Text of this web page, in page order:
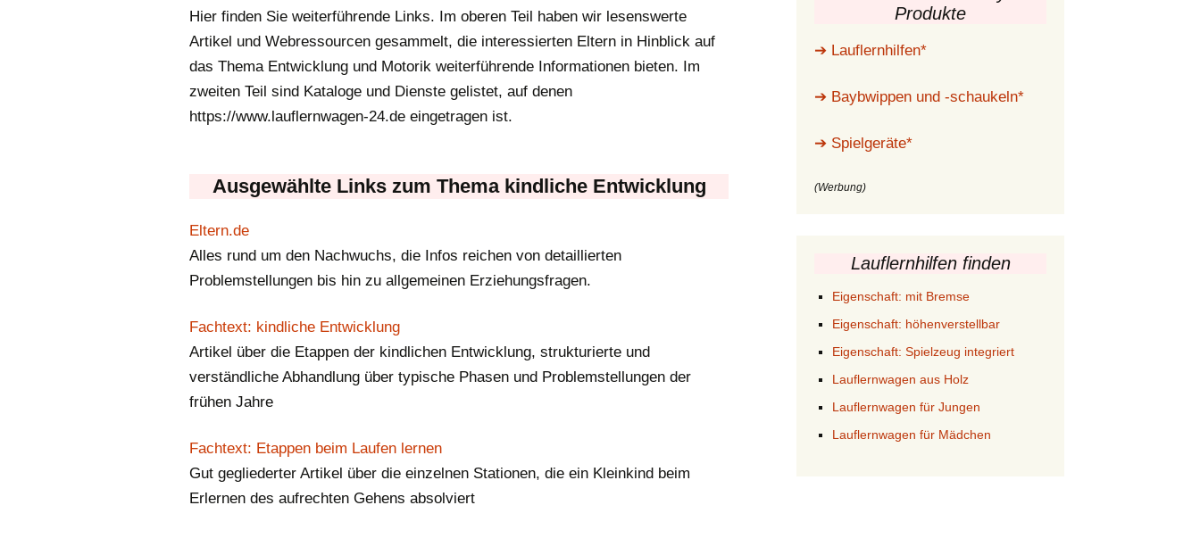
FÜR JUNGEN
FÜR MÄDCHEN
SIGIKID
Hier finden Sie weiterführende Links. Im oberen Teil haben wir lesenswerte
Artikel und Webressourcen gesammelt, die interessierten Eltern in Hinblick auf
das Thema Entwicklung und Motorik weiterführende Informationen bieten. Im
zweiten Teil sind Kataloge und Dienste gelistet, auf denen
https://www.lauflernwagen-24.de eingetragen ist.
Ausgewählte Links zum Thema kindliche Entwicklung
Eltern.de
Alles rund um den Nachwuchs, die Infos reichen von detaillierten
Problemstellungen bis hin zu allgemeinen Erziehungsfragen.
Fachtext: kindliche Entwicklung
Artikel über die Etappen der kindlichen Entwicklung, strukturierte und
verständliche Abhandlung über typische Phasen und Problemstellungen der
frühen Jahre
Fachtext: Etappen beim Laufen lernen
Gut gegliederter Artikel über die einzelnen Stationen, die ein Kleinkind beim
Erlernen des aufrechten Gehens absolviert
Produkte
➔ Lauflernhilfen*
➔ Baybwippen und -schaukeln*
➔ Spielgeräte*
(Werbung)
Lauflernhilfen finden
Eigenschaft: mit Bremse
Eigenschaft: höhenverstellbar
Eigenschaft: Spielzeug integriert
Lauflernwagen aus Holz
Lauflernwagen für Jungen
Lauflernwagen für Mädchen